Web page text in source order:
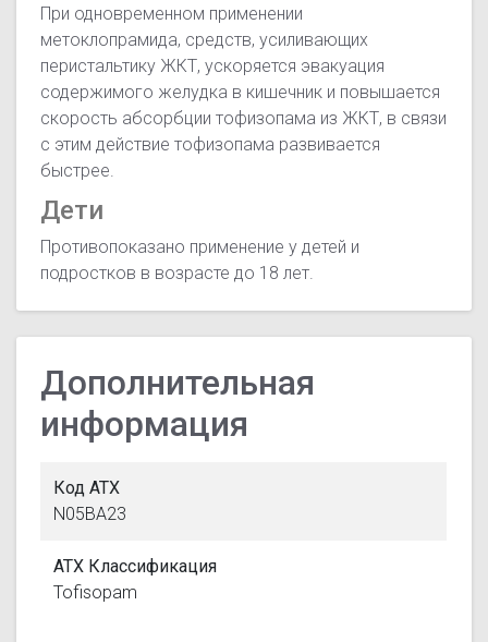
При одновременном применении
метоклопрамида, средств, усиливающих
перистальтику ЖКТ, ускоряется эвакуация
содержимого желудка в кишечник и повышается
скорость абсорбции тофизопама из ЖКТ, в связи
с этим действие тофизопама развивается
быстрее.
Дети
Противопоказано применение у детей и
подростков в возрасте до 18 лет.
Дополнительная
информация
Код АТХ
N05BA23
АТХ Классификация
Tofisopam